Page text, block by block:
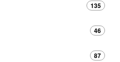
135
46
87